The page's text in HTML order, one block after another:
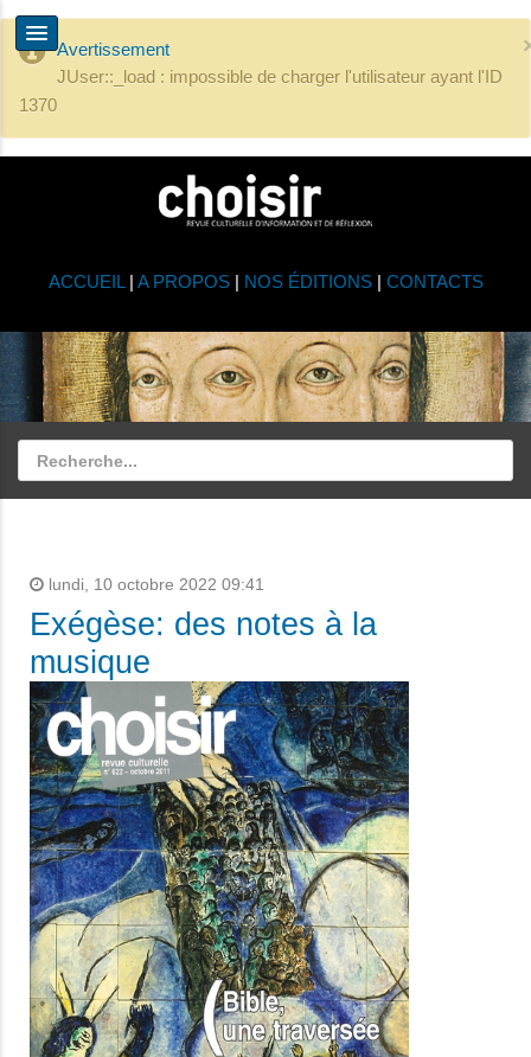
Avertissement
JUser::_load : impossible de charger l'utilisateur ayant l'ID
1370
ACCUEIL | A PROPOS| NOS ÉDITIONS| CONTACTS
lundi, 10 octobre 2022 09:41
Exégèse: des notes à la
musique